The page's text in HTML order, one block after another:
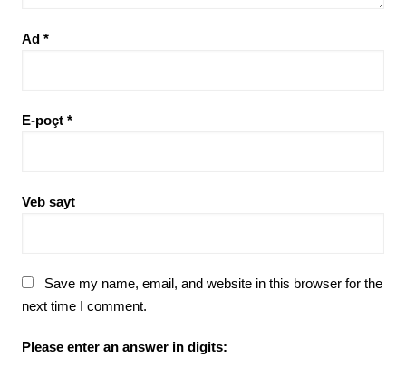
Ad *
E-poçt *
Veb sayt
Save my name, email, and website in this browser for the
next time I comment.
Please enter an answer in digits: